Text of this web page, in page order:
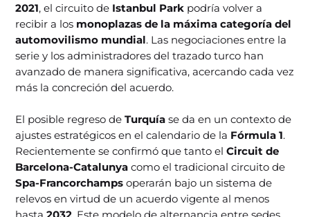
2021, el circuito de Istanbul Park podría volver a
recibir a los monoplazas de la máxima categoría del
automovilismo mundial. Las negociaciones entre la
serie y los administradores del trazado turco han
avanzado de manera significativa, acercando cada vez
más la concreción del acuerdo.
El posible regreso deTurquía se da en un contexto de
ajustes estratégicos en el calendario de la Fórmula 1.
Recientemente se confirmó que tanto elCircuit de
Barcelona-Catalunya como el tradicional circuito de
Spa-Francorchamps operarán bajo un sistema de
relevos en virtud de un acuerdo vigente al menos
hasta2032. Este modelo de alternancia entre sedes